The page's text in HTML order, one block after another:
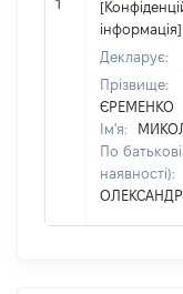
1
інформація]
Декларує:
Прізвище:
ЄРЕМЕНКО
Ім'я:
По
наявності):